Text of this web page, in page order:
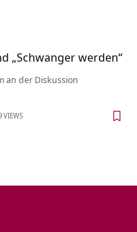
„Schwanger werden“
an der Diskussion
VIEWS